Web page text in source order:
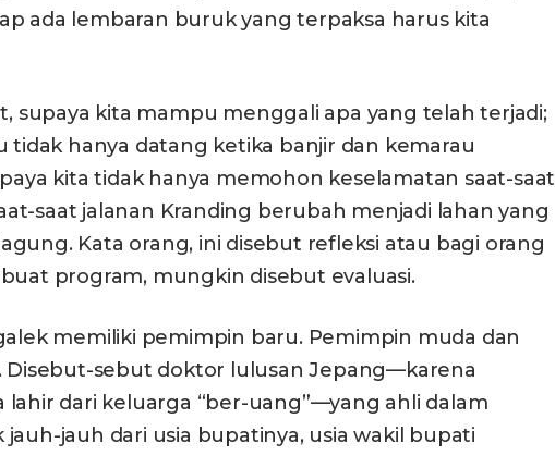
ada lembaran buruk yang terpaksa harus kita
supaya kita mampu menggali apa yang telah terjadi;
tidak hanya datang ketika banjir dan kemarau
kita tidak hanya memohon keselamatan saat-saat
saat jalanan Kranding berubah menjadi lahan yang
Kata orang, ini disebut refleksi atau bagi orang
program, mungkin disebut evaluasi.
memiliki pemimpin baru. Pemimpin muda dan
Disebut-sebut doktor lulusan Jepang—karena
dari keluarga “ber-uang”—yang ahli dalam
jauh dari usia bupatinya, usia wakil bupati